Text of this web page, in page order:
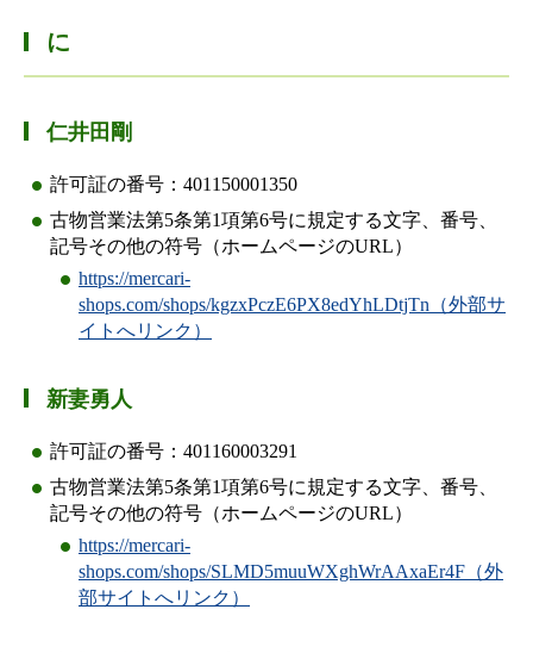
に
仁井田剛
許可証の番号：401150001350
古物営業法第5条第1項第6号に規定する文字、番号、
記号その他の符号（ホームページのURL）
https://mercari-
shops.com/shops/kgzxPczE6PX8edYhLDtjTn（外部サ
イトへリンク）
新妻勇人
許可証の番号：401160003291
古物営業法第5条第1項第6号に規定する文字、番号、
記号その他の符号（ホームページのURL）
https://mercari-
shops.com/shops/SLMD5muuWXghWrAAxaEr4F（外
部サイトへリンク）